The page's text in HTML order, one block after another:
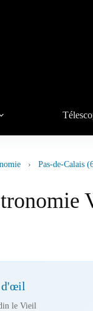
› Pas-de-Calais
d'œil
le Vieil